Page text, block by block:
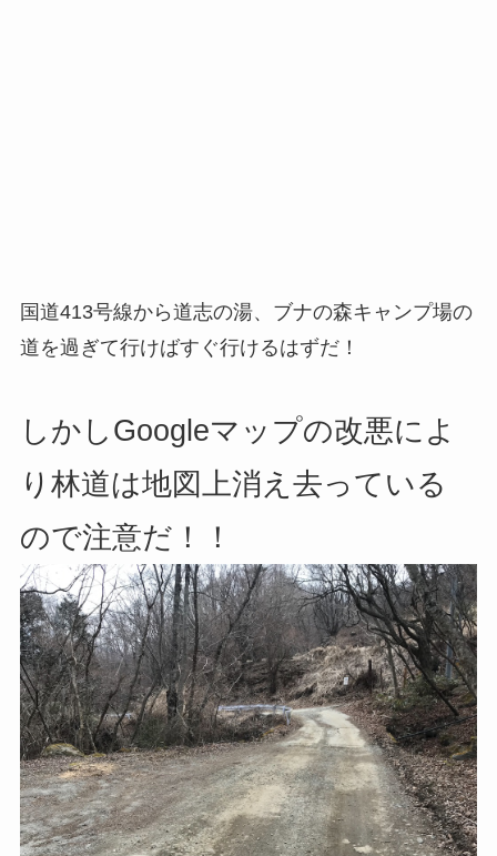
国道413号線から道志の湯、ブナの森キャンプ場の
道を過ぎて行けばすぐ行けるはずだ！
しかしGoogleマップの改悪によ
り林道は地図上消え去っている
ので注意だ！！